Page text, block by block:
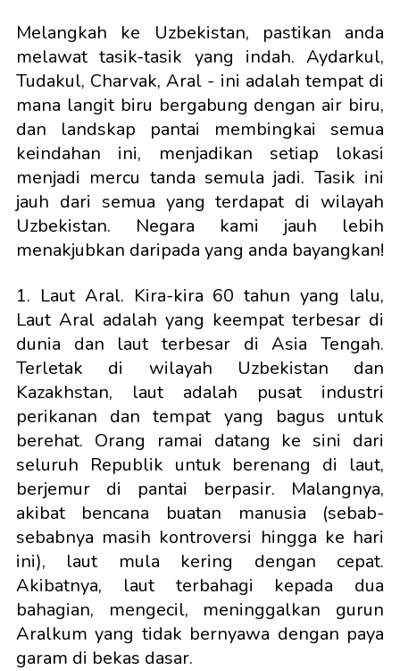
Melangkah ke Uzbekistan, pastikan anda
melawat tasik-tasik yang indah. Aydarkul,
Tudakul, Charvak, Aral - ini adalah tempat di
mana langit biru bergabung dengan air biru,
dan landskap pantai membingkai semua
keindahan ini, menjadikan setiap lokasi
menjadi mercu tanda semula jadi. Tasik ini
jauh dari semua yang terdapat di wilayah
Uzbekistan. Negara kami jauh lebih
menakjubkan daripada yang anda bayangkan!
1. Laut Aral. Kira-kira 60 tahun yang lalu,
Laut Aral adalah yang keempat terbesar di
dunia dan laut terbesar di Asia Tengah.
Terletak di wilayah Uzbekistan dan
Kazakhstan, laut adalah pusat industri
perikanan dan tempat yang bagus untuk
berehat. Orang ramai datang ke sini dari
seluruh Republik untuk berenang di laut,
berjemur di pantai berpasir. Malangnya,
akibat bencana buatan manusia (sebab-
sebabnya masih kontroversi hingga ke hari
ini), laut mula kering dengan cepat.
Akibatnya, laut terbahagi kepada dua
bahagian, mengecil, meninggalkan gurun
Aralkum yang tidak bernyawa dengan paya
garam di bekas dasar.